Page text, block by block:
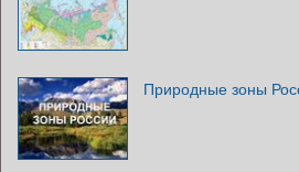
Природные зоны